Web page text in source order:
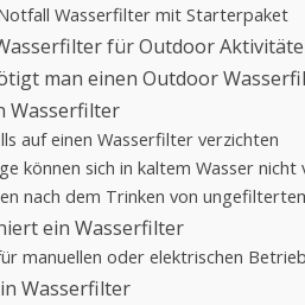
Wasserfilter mit Starterpaket
für Outdoor
man einen Outdoor
Wasserfilter
auf einen Wasserfilter verzichten
können sich in kaltem Wasser nicht
nach dem Trinken von
ein Wasserfilter
manuellen oder elektrischen Betrieb
Wasserfilter